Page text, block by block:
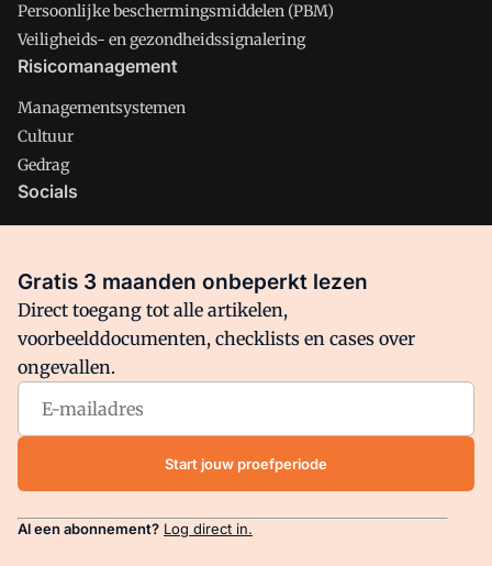
Persoonlijke beschermingsmiddelen (PBM)
Veiligheids- en gezondheidssignalering
Risicomanagement
Managementsystemen
Cultuur
Gedrag
Socials
Facebook
Arbo is onderdeel van VMN media. Lees inons manifestwaar
VMN media voor staat. Op gebruik van deze site zijn de
volgende regelingen van toepassing:Algemene Voorwaarden
Privacy en Cookie beleid|Privacy instellingen
Gratis 3 maanden onbeperkt lezen
Direct toegang tot alle artikelen,
voorbeelddocumenten, checklists en cases over
ongevallen.
Start jouw proefperiode
Al een abonnement? Log direct in.